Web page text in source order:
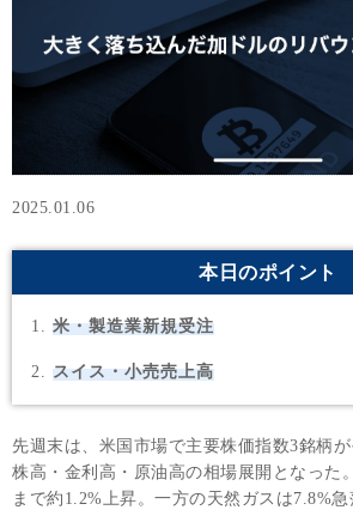
2025.01.06
本日のポイント
米・製造業新規受注
スイス・小売売上高
先週末は、米国市場で主要株価指数3銘柄が
株高・金利高・原油高の相場展開となった
まで約1.2%上昇。一方の天然ガスは7.8%